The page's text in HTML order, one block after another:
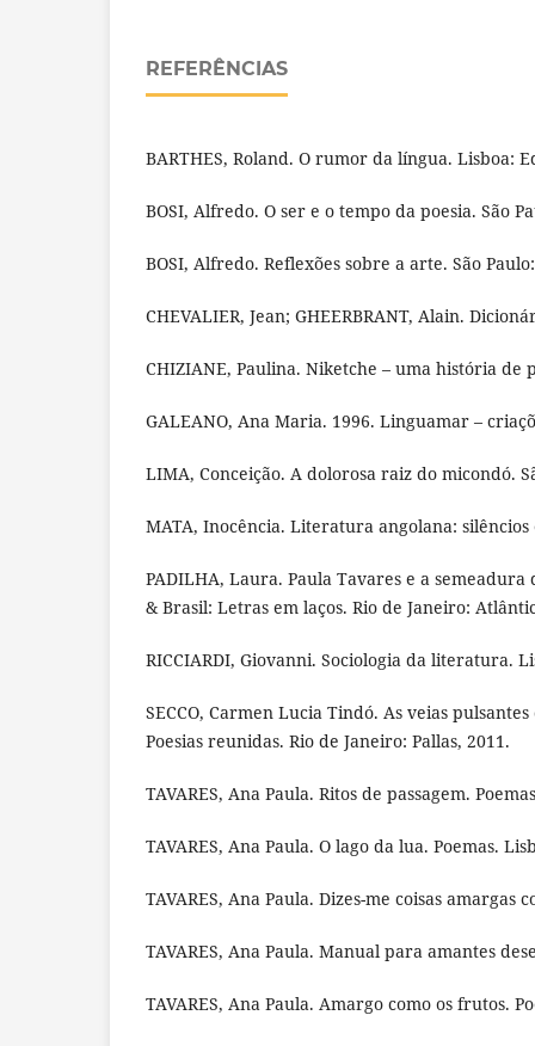
REFERÊNCIAS
BARTHES, Roland. O rumor da língua. Lisboa:
BOSI, Alfredo. O ser e o tempo da poesia. São
BOSI, Alfredo. Reflexões sobre a arte. São
CHEVALIER, Jean; GHEERBRANT, Alain.
CHIZIANE, Paulina. Niketche – uma história de
GALEANO, Ana Maria. 1996. Linguamar –
LIMA, Conceição. A dolorosa raiz do micondó.
MATA, Inocência. Literatura angolana:
PADILHA, Laura. Paula Tavares e a
& Brasil: Letras em laços. Rio de Janeiro:
RICCIARDI, Giovanni. Sociologia da literatura.
SECCO, Carmen Lucia Tindó. As veias
Poesias reunidas. Rio de Janeiro: Pallas, 2011.
TAVARES, Ana Paula. Ritos de passagem.
TAVARES, Ana Paula. O lago da lua. Poemas.
TAVARES, Ana Paula. Dizes-me coisas
TAVARES, Ana Paula. Manual para amantes
TAVARES, Ana Paula. Amargo como os frutos.